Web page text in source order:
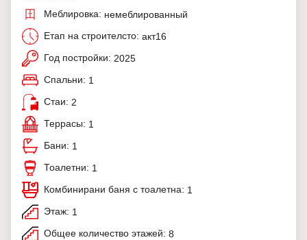
Меблировка: немеблированный
Етап на строителсто: акт16
Год постройки: 2025
Спальни: 1
Стаи: 2
Террасы: 1
Бани: 1
Тоалетни: 1
Комбинирани баня с тоалетна: 1
Этаж: 1
Общее количество этажей: 8